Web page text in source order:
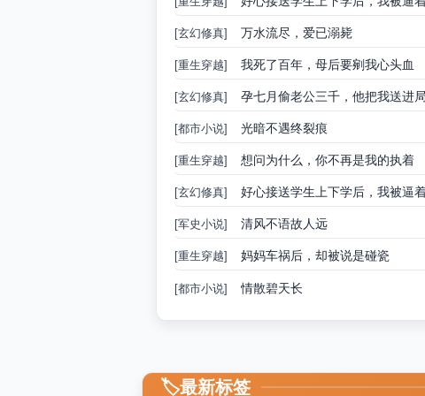
[玄幻修真] 万水流尽，爱已溺毙
[重生穿越] 我死了百年，母后要剜我心头血
[玄幻修真] 孕七月偷老公三千，他把我送进
[都市小说] 光暗不遇终裂痕
[重生穿越] 想问为什么，你不再是我的执着
[玄幻修真] 好心接送学生上下学后，我被逼
[军史小说] 清风不语故人远
[重生穿越] 妈妈车祸后，却被说是碰瓷
[都市小说] 情散碧天长
最新标签